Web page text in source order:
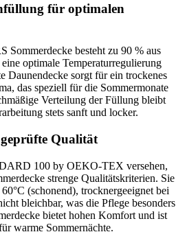
für optimalen
Sommerdecke besteht zu 90 % aus
optimale Temperaturregulierung
Daunendecke sorgt für ein trockenes
das speziell für die Sommermonate
Verteilung der Füllung bleibt
stets sanft und locker.
Qualität
100 by OEKO-TEX versehen,
strenge Qualitätskriterien. Sie
(schonend), trocknergeeignet bei
bleichbar, was die Pflege besonders
bietet hohen Komfort und ist
warme Sommernächte.